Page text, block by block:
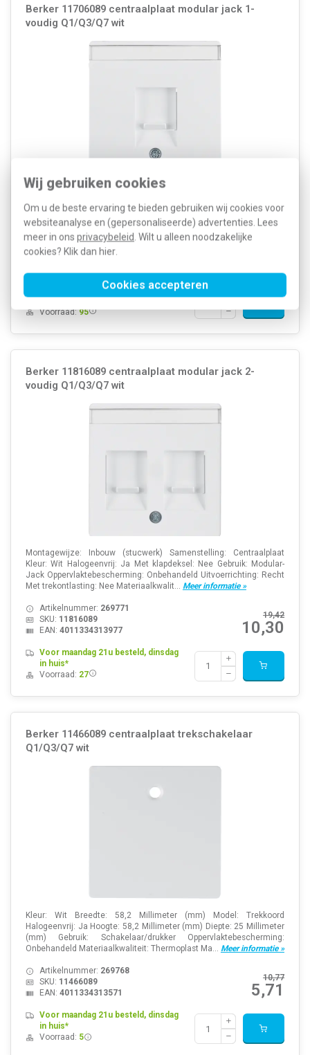
Wij gebruiken cookies
Om u de beste ervaring te bieden gebruiken wij cookies voor
websiteanalyse en (gepersonaliseerde) advertenties. Lees
meer in ons privacybeleid. Wilt u alleen noodzakelijke
cookies? Klik dan hier.
Cookies accepteren
Berker 11706089 centraalplaat modular jack 1-
voudig Q1/Q3/Q7 wit
Montagewijze: Inbouw (stucwerk) Samenstelling: Centraalplaat
Jack Oppervlaktebescherming: Onbehandeld Met trekontlasting:
Nee Materiaalkwaliteit: Thermoplast Opdruk...Meer informatie »
Artikelnummer:269770
SKU: 11706089
Voor maandag 21u besteld, dinsdag
in huis*
Voorraad:95
Berker 11816089 centraalplaat modular jack 2-
voudig Q1/Q3/Q7 wit
Montagewijze: Inbouw (stucwerk) Samenstelling: Centraalplaat
Kleur: Wit Halogeenvrij: Ja Met klapdeksel: Nee Gebruik: Modular-
Jack Oppervlaktebescherming: Onbehandeld Uitvoerrichting: Recht
Met trekontlasting: Nee Materiaalkwalit... Meer informatie »
19,42
10,30
Artikelnummer: 269771
SKU: 11816089
EAN: 4011334313977
Voor maandag 21u besteld, dinsdag
in huis*
Voorraad: 27
Berker 11466089 centraalplaat trekschakelaar
Q1/Q3/Q7 wit
Kleur: Wit Breedte: 58,2 Millimeter (mm) Model: Trekkoord
Halogeenvrij: Ja Hoogte: 58,2 Millimeter (mm) Diepte: 25 Millimeter
(mm) Gebruik: Schakelaar/drukker Oppervlaktebescherming:
Onbehandeld Materiaalkwaliteit: Thermoplast Ma... Meer informatie »
10,77
5,71
Artikelnummer: 269768
SKU: 11466089
EAN: 4011334313571
Voor maandag 21u besteld, dinsdag
in huis*
Voorraad: 5